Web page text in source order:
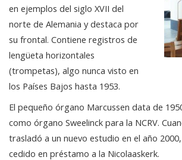
en ejemplos del siglo XVII del
norte de Alemania y destaca por
su frontal. Contiene registros de
lengüeta horizontales
(trompetas), algo nunca visto en
los Países Bajos hasta 1953.
El pequeño órgano Marcussen data de
como órgano Sweelinck para la NCRV.
trasladó a un nuevo estudio en el año
cedido en préstamo a la Nicolaaskerk.